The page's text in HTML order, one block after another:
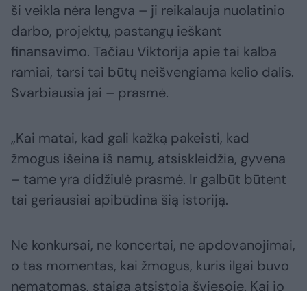
ši veikla nėra lengva – ji reikalauja nuolatinio
darbo, projektų, pastangų ieškant
finansavimo. Tačiau Viktorija apie tai kalba
ramiai, tarsi tai būtų neišvengiama kelio dalis.
Svarbiausia jai – prasmė.
„Kai matai, kad gali kažką pakeisti, kad
žmogus išeina iš namų, atsiskleidžia, gyvena
– tame yra didžiulė prasmė. Ir galbūt būtent
tai geriausiai apibūdina šią istoriją.
Ne konkursai, ne koncertai, ne apdovanojimai,
o tas momentas, kai žmogus, kuris ilgai buvo
nematomas, staiga atsistoja šviesoje. Kai jo